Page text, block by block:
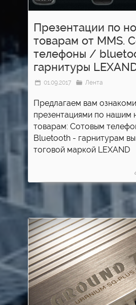
Презентации по
товарам от MMS.
телефоны /
гарнитуры
01.09.2017 Лента
Предлагаем вам
презентациями по нашим
товарам: Сотовым
Bluetooth - гарнитурам
тоговой маркой LEXAND